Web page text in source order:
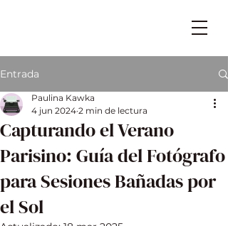
Entrada
Capturando el Verano
Parisino: Guía del Fotógrafo
para Sesiones Bañadas por
el Sol
Paulina Kawka
4 jun 2024 2 min de lectura